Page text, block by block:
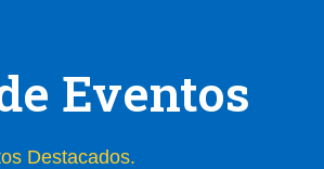
Eventos
Destacados.